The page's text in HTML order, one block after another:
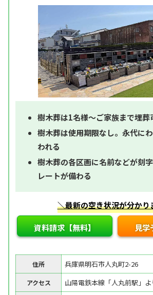
樹木葬は1名様～ご家族まで埋葬
樹木葬は使用期限なし。永代に
われる
樹木葬の各区画に名前などが刻
レートが備わる
＼最新の空き状況が分かり
資料請求【無料】 見学
住所 兵庫県明石市人丸町2-26
アクセス 山陽電鉄本線「人丸前駅」